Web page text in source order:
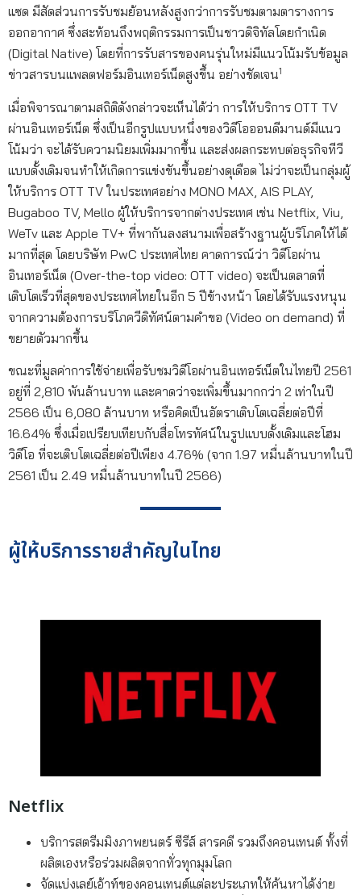
แซด มีสัดส่วนการรับชมย้อนหลังสูงกว่าการรับชมตามตารางการ
ออกอากาศ ซึ่งสะท้อนถึงพฤติกรรมการเป็นชาวดิจิทัลโดยกำเนิด
(Digital Native) โดยที่การรับสารของคนรุ่นใหม่มีแนวโน้มรับข้อมูล
ข่าวสารบนแพลตฟอร์มอินเทอร์เน็ตสูงขึ้น อย่างชัดเจน1
เมื่อพิจารณาตามสถิติดังกล่าวจะเห็นได้ว่า การให้บริการ OTT TV
ผ่านอินเทอร์เน็ต ซึ่งเป็นอีกรูปแบบหนึ่งของวิดีโอออนดีมานด์มีแนว
โน้มว่า จะได้รับความนิยมเพิ่มมากขึ้น และส่งผลกระทบต่อธุรกิจทีวี
แบบดั้งเดิมจนทำให้เกิดการแข่งขันขึ้นอย่างดุเดือด ไม่ว่าจะเป็นกลุ่มผู้
ให้บริการ OTT TV ในประเทศอย่าง MONO MAX, AIS PLAY,
Bugaboo TV, Mello ผู้ให้บริการจากต่างประเทศ เช่น Netflix, Viu,
WeTv และ Apple TV+ ที่พากันลงสนามเพื่อสร้างฐานผู้บริโภคให้ได้
มากที่สุด โดยบริษัท PwC ประเทศไทย คาดการณ์ว่า วิดีโอผ่าน
อินเทอร์เน็ต (Over-the-top video: OTT video) จะเป็นตลาดที่
เติบโตเร็วที่สุดของประเทศไทยในอีก 5 ปีข้างหน้า โดยได้รับแรงหนุน
จากความต้องการบริโภควีดิทัศน์ตามคำขอ (Video on demand) ที่
ขยายตัวมากขึ้น
ขณะที่มูลค่าการใช้จ่ายเพื่อรับชมวิดีโอผ่านอินเทอร์เน็ตในไทยปี 2561
อยู่ที่ 2,810 พันล้านบาท และคาดว่าจะเพิ่มขึ้นมากกว่า 2 เท่าในปี
2566 เป็น 6,080 ล้านบาท หรือคิดเป็นอัตราเติบโตเฉลี่ยต่อปีที่
16.64% ซึ่งเมื่อเปรียบเทียบกับสื่อโทรทัศน์ในรูปแบบดั้งเดิมและโฮม
วิดีโอ ที่จะเติบโตเฉลี่ยต่อปีเพียง 4.76% (จาก 1.97 หมื่นล้านบาทในปี
2561 เป็น 2.49 หมื่นล้านบาทในปี 2566)
ผู้ให้บริการรายสำคัญในไทย
Netflix
บริการสตรีมมิงภาพยนตร์ ซีรีส์ สารคดี รวมถึงคอนเทนต์ ทั้งที่
ผลิตเองหรือร่วมผลิตจากทั่วทุกมุมโลก
จัดแบ่งเลย์เอ้าท์ของคอนเทนต์แต่ละประเภทให้ค้นหาได้ง่าย